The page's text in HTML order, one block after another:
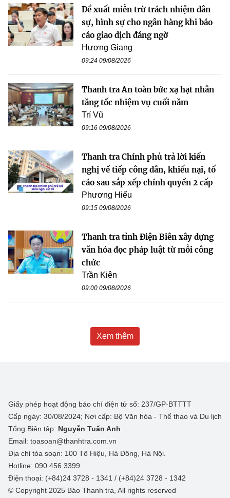
Đề xuất miễn trừ trách nhiệm dân
sự, hình sự cho ngân hàng khi báo
cáo giao dịch đáng ngờ
Hương Giang
09:24 09/08/2026
Thanh tra An toàn bức xạ hạt nhân
tăng tốc nhiệm vụ cuối năm
Trí Vũ
09:16 09/08/2026
Thanh tra Chính phủ trả lời kiến
nghị về tiếp công dân, khiếu nại, tố
cáo sau sắp xếp chính quyền 2 cấp
Phương Hiếu
09:15 09/08/2026
Thanh tra tỉnh Điện Biên xây dựng
văn hóa đọc pháp luật từ mỗi công
chức
Trần Kiên
09:00 09/08/2026
Xem thêm
Giấy phép hoạt động báo chí điện tử số: 237/GP-BTTTT
Cấp ngày: 30/08/2024; Nơi cấp: Bộ Văn hóa - Thể thao và Du lịch
Tổng Biên tập: Nguyễn Tuấn Anh
Email: toasoan@thanhtra.com.vn
Địa chỉ tòa soạn: 100 Tô Hiệu, Hà Đông, Hà Nội.
Hotline: 090.456.3399
Điện thoại: (+84)24 3728 - 1341 / (+84)24 3728 - 1342
© Copyright 2025 Báo Thanh tra, All rights reserved